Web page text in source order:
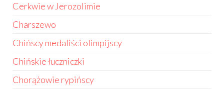
Cerkwie w Jerozolimie
Charszewo
Chińscy medaliści olimpijscy
Chińskie łuczniczki
Chorążowie rypińscy